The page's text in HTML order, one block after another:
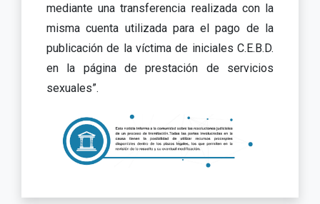
mediante una transferencia realizada con la
misma cuenta utilizada para el pago de la
publicación de la víctima de iniciales C.E.B.D.
en la página de prestación de servicios
sexuales”.